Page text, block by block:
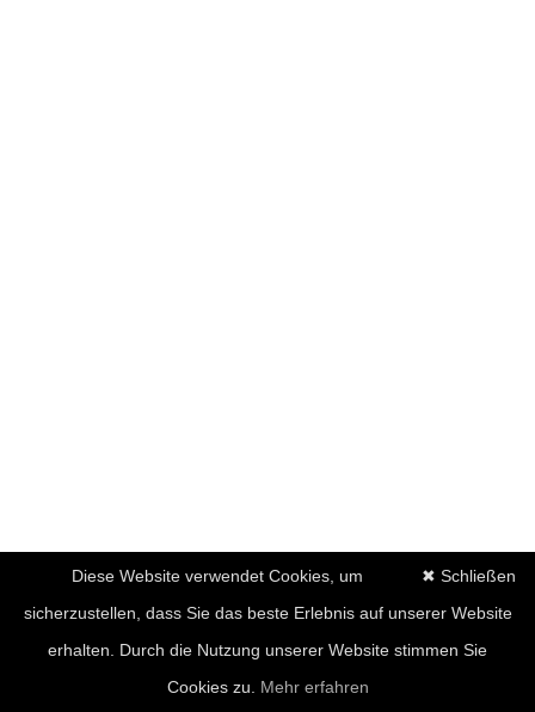
✖ Schließen
Diese Website verwendet Cookies, um
sicherzustellen, dass Sie das beste Erlebnis auf unserer Website
erhalten. Durch die Nutzung unserer Website stimmen Sie
Cookies zu. Mehr erfahren